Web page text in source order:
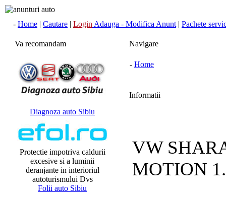
- Home | Cautare | Login Adauga - Modifica Anunt | Pachete
Va recomandam
Diagnoza auto Sibiu
Protectie impotriva caldurii
excesive si a luminii
deranjante in interioriul
autoturismului Dvs
Folii auto Sibiu
Navigare
- Home
Informatii
VW
MOTION